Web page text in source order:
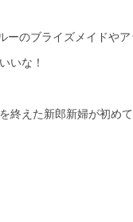
ーのブライズメイドや
いな！
終えた新郎新婦が初め